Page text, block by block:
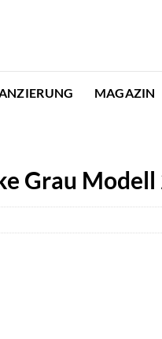
MAGAZIN
Grau Modell